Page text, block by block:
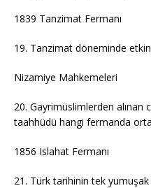
1839 Tanzimat Fermanı
19. Tanzimat döneminde
Nizamiye Mahkemeleri
20. Gayrimüslimlerden alınan
taahhüdü hangi fermanda
1856 Islahat Fermanı
21. Türk tarihinin tek yumuşak